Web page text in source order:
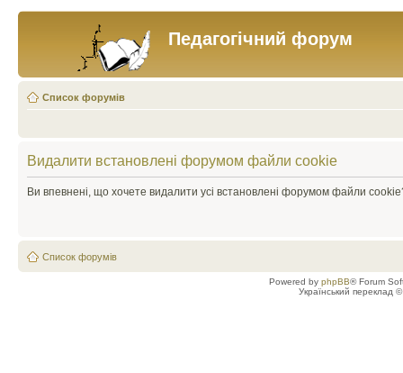
Педагогічний форум
Список форумів
Видалити встановлені форумом файли cookie
Ви впевнені, що хочете видалити усі встановлені форумом файли
Список форумів
Powered by phpBB® Forum
Український переклад